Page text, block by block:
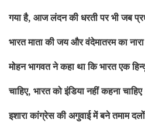
गया है, आज लंदन की धरती पर भी जब
भारत माता की जय और वंदेमातरम का
मोहन भागवत ने कहा था कि भारत एक
चाहिए, भारत को इंडिया नहीं कहना
इशारा कांग्रेस की अगुवाई में बने तमाम